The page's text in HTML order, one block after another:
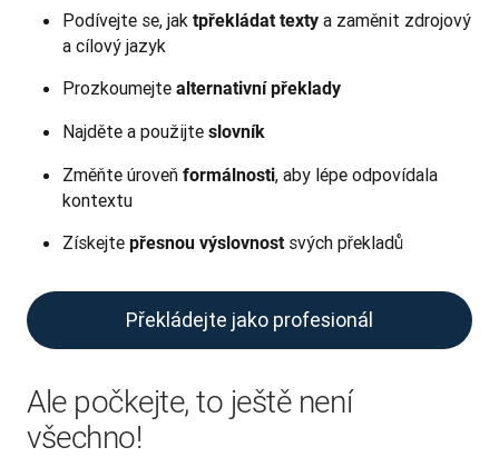
Podívejte se, jak tpřekládat texty a zaměnit zdrojový
a cílový jazyk
Prozkoumejte alternativní překlady
Najděte a použijte slovník
Změňte úroveň formálnosti, aby lépe odpovídala
kontextu
Získejte přesnou výslovnost svých překladů
Překládejte jako profesionál
Ale počkejte, to ještě není
všechno!